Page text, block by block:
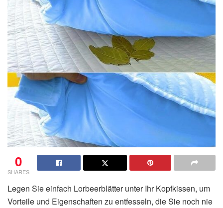
0
SHARES
Legen Sie einfach Lorbeerblätter unter Ihr Kopfkissen, um
Vorteile und Eigenschaften zu entfesseln, die Sie noch nie